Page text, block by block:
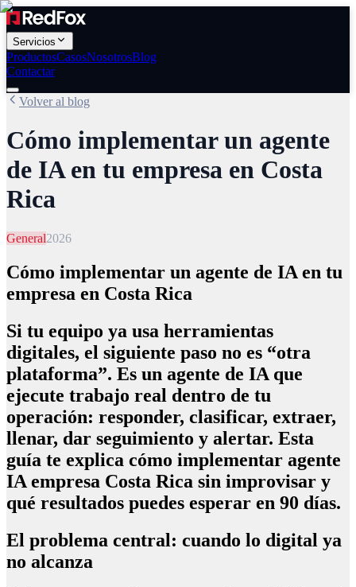
Servicios
ProductosCasosNosotrosBlog
Contactar
Volver al blog
Cómo implementar un agente
de IA en tu empresa en Costa
Rica
General2026
Cómo implementar un agente de IA en tu
empresa en Costa Rica
Si tu equipo ya usa herramientas
digitales, el siguiente paso no es “otra
plataforma”. Es un agente de IA que
ejecute trabajo real dentro de tu
operación: responder, clasificar, extraer,
llenar, dar seguimiento y alertar. Esta
guía te explica cómo implementar agente
IA empresa Costa Rica sin improvisar y
qué resultados puedes esperar en 90 días.
El problema central: cuando lo digital ya
no alcanza